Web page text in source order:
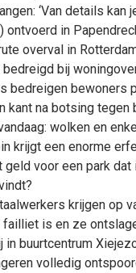
‘Van details kan
ontvoerd in
overval in
bij
bedreigen bewoners
kant na botsing tegen
wolken en
krijgt een enorme
geld voor een park dat
krijgen op
is en ze
in buurtcentrum
volledig